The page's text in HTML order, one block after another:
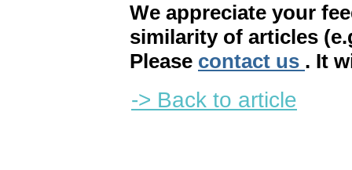
We appreciate your
similarity of articles
Please contact us . It
-> Back to article